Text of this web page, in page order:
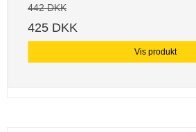
442 DKK
425 DKK
Vis produkt